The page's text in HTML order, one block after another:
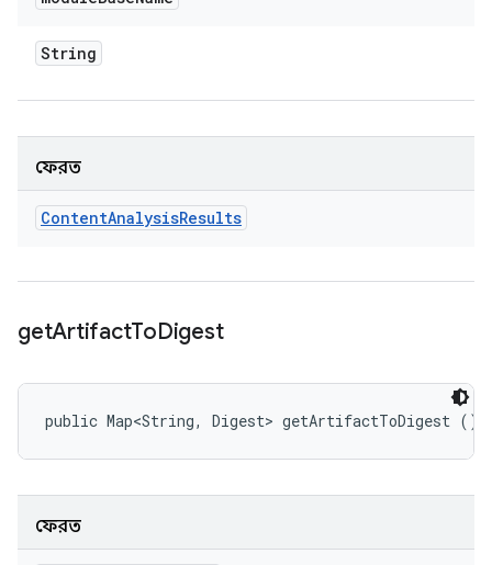
String
ফেরত
ContentAnalysisResults
getArtifactToDigest
public Map<String, Digest> getArtifactToDigest ()
ফেরত